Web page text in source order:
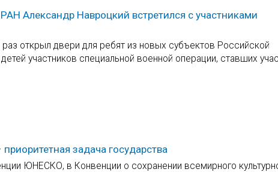
Александр Навроцкий встретился с участниками
открыл двери для ребят из новых субъектов Российской
участников специальной военной операции, ставших
задача государства
ЮНЕСКО, в Конвенции о сохранении всемирного